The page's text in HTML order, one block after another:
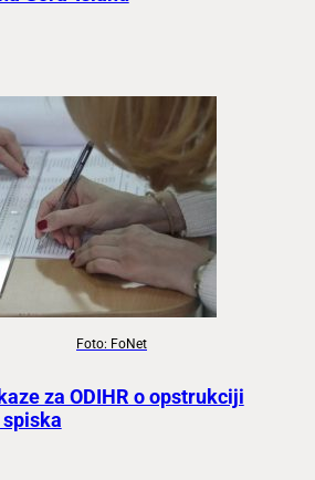
Foto: FoNet
za ODIHR o opstrukciji